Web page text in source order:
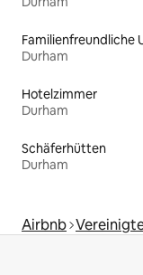
Durham
Hotelzimmer
Durham
Schäferhütten
Durham
Airbnb